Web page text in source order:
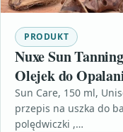
PRODUKT
Nuxe Sun
Olejek do
Sun Care, 150 ml,
przepis na uszka do
polędwiczki ,…